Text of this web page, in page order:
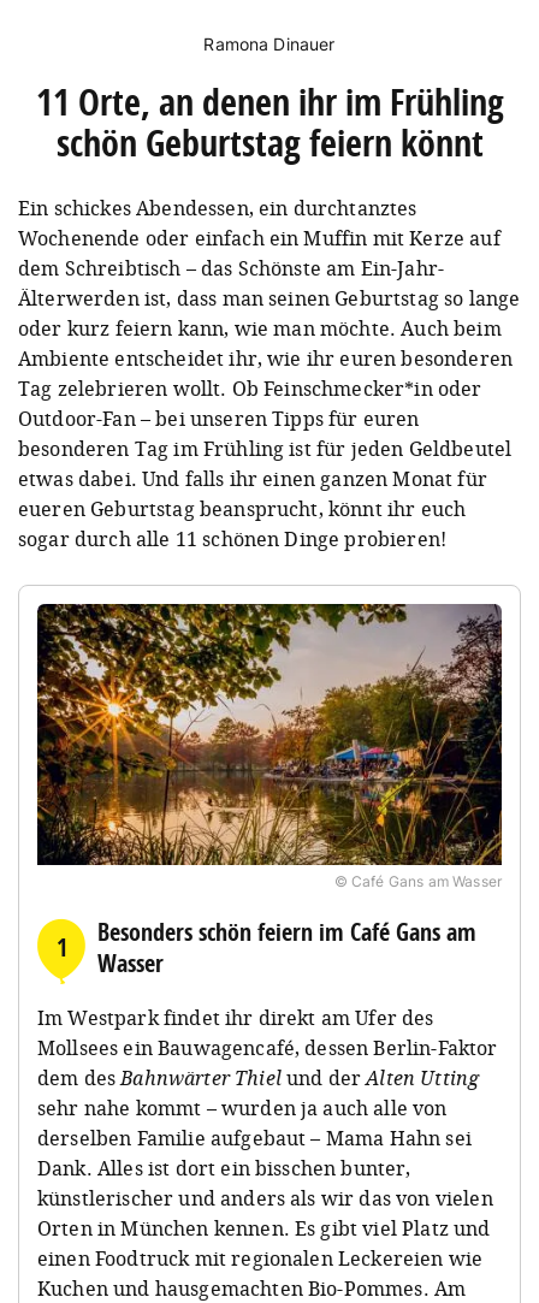
Ramona Dinauer
11 Orte, an denen ihr im Frühling
schön Geburtstag feiern könnt
Ein schickes Abendessen, ein durchtanztes
Wochenende oder einfach ein Muffin mit Kerze auf
dem Schreibtisch – das Schönste am Ein-Jahr-
Älterwerden ist, dass man seinen Geburtstag so lange
oder kurz feiern kann, wie man möchte. Auch beim
Ambiente entscheidet ihr, wie ihr euren besonderen
Tag zelebrieren wollt. Ob Feinschmecker*in oder
Outdoor-Fan – bei unseren Tipps für euren
besonderen Tag im Frühling ist für jeden Geldbeutel
etwas dabei. Und falls ihr einen ganzen Monat für
eueren Geburtstag beansprucht, könnt ihr euch
sogar durch alle 11 schönen Dinge probieren!
© Café Gans am Wasser
1
Besonders schön feiern im Café Gans am
Wasser
Im Westpark findet ihr direkt am Ufer des
Mollsees ein Bauwagencafé, dessen Berlin-Faktor
dem desBahnwärter Thielund derAlten Utting
sehr nahe kommt – wurden ja auch alle von
derselben Familie aufgebaut – Mama Hahn sei
Dank. Alles ist dort ein bisschen bunter,
künstlerischer und anders als wir das von vielen
Orten in München kennen. Es gibt viel Platz und
einen Foodtruck mit regionalen Leckereien wie
Kuchen und hausgemachten Bio-Pommes. Am